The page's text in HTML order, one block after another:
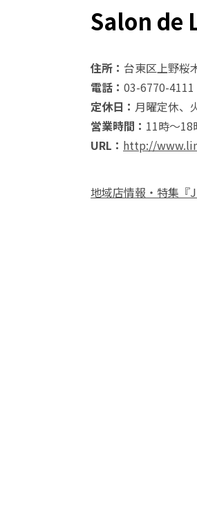
Salon de
住所： 台東区上野桜
電話： 03-6770-4111
定休日： 月曜定休、
営業時間： 11時～
URL： http://
地域店情報・特集『